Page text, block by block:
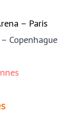
– Paris
Copenhague